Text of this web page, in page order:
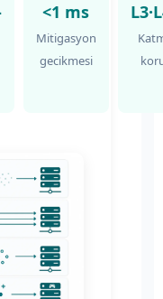
<1 ms
Mitigasyon
gecikmesi